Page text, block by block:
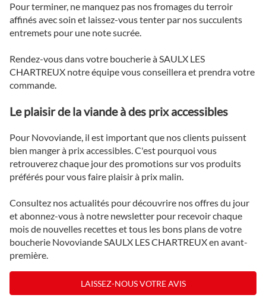
Pour terminer, ne manquez pas nos fromages du terroir
affinés avec soin et laissez-vous tenter par nos succulents
entremets pour une note sucrée.
Rendez-vous dans votre boucherie à SAULX LES
CHARTREUX notre équipe vous conseillera et prendra votre
commande.
Le plaisir de la viande à des prix accessibles
Pour Novoviande, il est important que nos clients puissent
bien manger à prix accessibles. C'est pourquoi vous
retrouverez chaque jour des promotions sur vos produits
préférés pour vous faire plaisir à prix malin.
Consultez nos actualités pour découvrire nos offres du jour
et abonnez-vous à notre newsletter pour recevoir chaque
mois de nouvelles recettes et tous les bons plans de votre
boucherie Novoviande SAULX LES CHARTREUX en avant-
première.
LAISSEZ-NOUS VOTRE AVIS